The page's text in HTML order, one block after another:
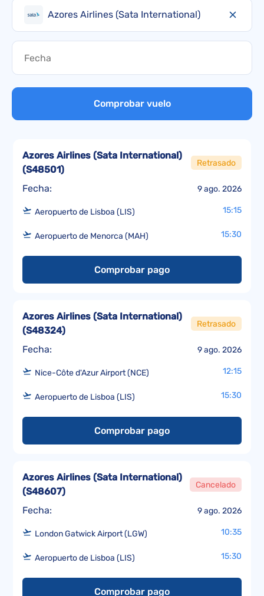
Azores Airlines (Sata International)
Comprobar vuelo
Fecha: 9 ago. 2026
Azores Airlines (Sata International)
(S48501)
Retrasado
Aeropuerto de Lisboa (LIS) 15:15
Aeropuerto de Menorca (MAH) 15:30
Comprobar pago
Fecha: 9 ago. 2026
Azores Airlines (Sata International)
(S48324)
Retrasado
Nice-Côte d'Azur Airport (NCE) 12:15
Aeropuerto de Lisboa (LIS) 15:30
Comprobar pago
Fecha: 9 ago. 2026
Azores Airlines (Sata International)
(S48607)
Cancelado
London Gatwick Airport (LGW) 10:35
Aeropuerto de Lisboa (LIS) 15:30
Comprobar pago